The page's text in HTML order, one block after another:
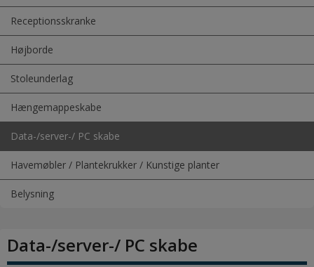
Receptionsskranke
Højborde
Stoleunderlag
Hængemappeskabe
Data-/server-/ PC skabe
Havemøbler / Plantekrukker / Kunstige planter
Belysning
Data-/server-/ PC skabe